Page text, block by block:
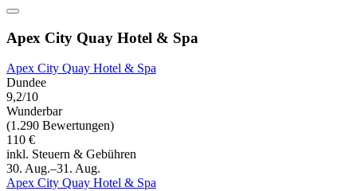
Apex City Quay Hotel & Spa
Apex City Quay Hotel & Spa
Dundee
9,2/10
Wunderbar
(1.290 Bewertungen)
110 €
inkl. Steuern & Gebühren
30. Aug.–31. Aug.
Apex City Quay Hotel & Spa